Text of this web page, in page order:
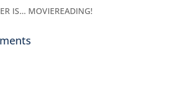
IS… MOVIEREADING!